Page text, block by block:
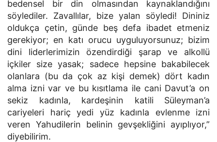
bedensel bir din olmasından kaynaklandığını
söylediler. Zavallılar, bize yalan söyledi! Dininiz
oldukça çetin, günde beş defa ibadet etmeniz
gerekiyor; en katı orucu uyguluyorsunuz; bizim
dini liderlerimizin özendirdiği şarap ve alkollü
içkiler size yasak; sadece hepsine bakabilecek
olanlara (bu da çok az kişi demek) dört kadın
alma izni var ve bu kısıtlama ile cani Davut’a on
sekiz kadınla, kardeşinin katili Süleyman’a
cariyeleri hariç yedi yüz kadınla evlenme izni
veren Yahudilerin belinin gevşekliğini ayıplıyor,”
diyebilirim.